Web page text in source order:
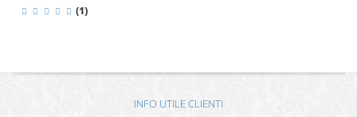
(1)
INFO UTILE CLIENTI